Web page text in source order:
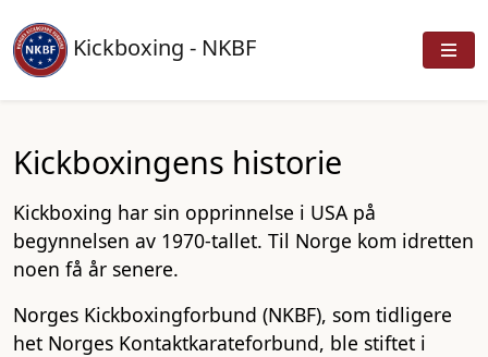
Kickboxing - NKBF
Kickboxingens historie
Kickboxing har sin opprinnelse i USA på
begynnelsen av 1970-tallet. Til Norge kom idretten
noen få år senere.
Norges Kickboxingforbund (NKBF), som tidligere
het Norges Kontaktkarateforbund, ble stiftet i